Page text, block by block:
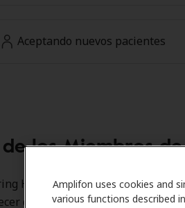
Amplifon uses cookies and
various functions described
Aceptando nuevos pacientes
los Miembros
Health Care se asocia con
descuentos especiales en